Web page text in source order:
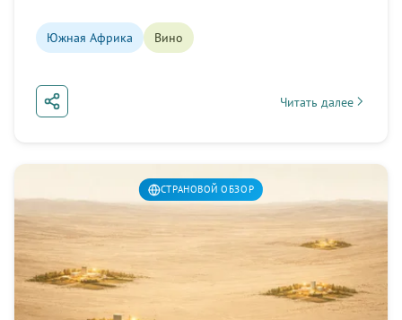
Южная Африка Вино
Читать далее
about Южная
СТРАНОВОЙ ОБЗОР